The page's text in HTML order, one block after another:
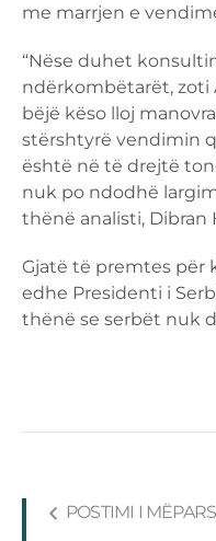
me marrjen e
“Nëse duhet
ndërkombëtarët, zoti
bëjë këso lloj
stërshtyrë vendimin
është në të drejtë
nuk po ndodhë
thënë analisti, Dibran
Gjatë të premtes për
edhe Presidenti i
thënë se serbët nuk
POSTIMI I